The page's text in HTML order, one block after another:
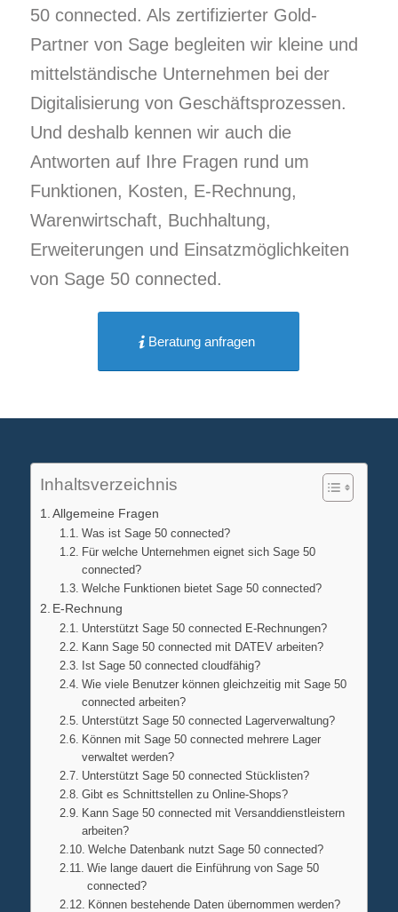
50 connected. Als zertifizierter Gold-
Partner von Sage begleiten wir kleine und
mittelständische Unternehmen bei der
Digitalisierung von Geschäftsprozessen.
Und deshalb kennen wir auch die
Antworten auf Ihre Fragen rund um
Funktionen, Kosten, E-Rechnung,
Warenwirtschaft, Buchhaltung,
Erweiterungen und Einsatzmöglichkeiten
von Sage 50 connected.
Beratung anfragen
Inhaltsverzeichnis
Allgemeine Fragen
Was ist Sage 50 connected?
Für welche Unternehmen eignet sich Sage 50
connected?
Welche Funktionen bietet Sage 50 connected?
E-Rechnung
Unterstützt Sage 50 connected E-Rechnungen?
Kann Sage 50 connected mit DATEV arbeiten?
Ist Sage 50 connected cloudfähig?
Wie viele Benutzer können gleichzeitig mit Sage 50
connected arbeiten?
Unterstützt Sage 50 connected Lagerverwaltung?
Können mit Sage 50 connected mehrere Lager
verwaltet werden?
Unterstützt Sage 50 connected Stücklisten?
Gibt es Schnittstellen zu Online-Shops?
Kann Sage 50 connected mit Versanddienstleistern
arbeiten?
Welche Datenbank nutzt Sage 50 connected?
Wie lange dauert die Einführung von Sage 50
connected?
Können bestehende Daten übernommen werden?